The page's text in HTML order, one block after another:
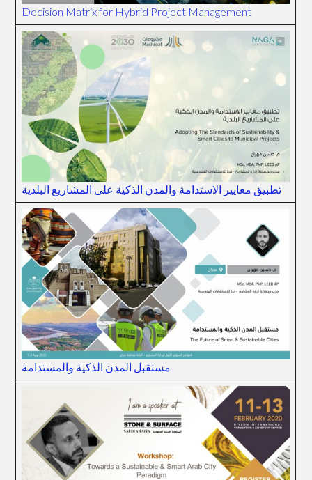
Decision Matrix for Hybrid Project Management
تطبيق معايير الاستدامة والمدن الذكية على المشاريع البلدية
مستقبل المدن الذكية والمستدامة